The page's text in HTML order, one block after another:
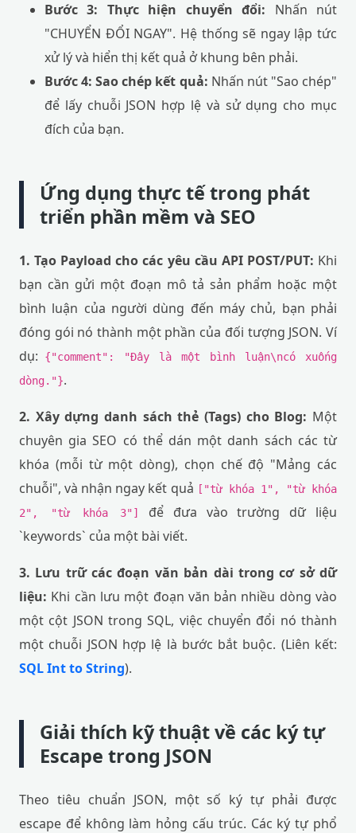
Bước 3: Thực hiện chuyển đổi: Nhấn nút
"CHUYỂN ĐỔI NGAY". Hệ thống sẽ ngay lập tức
xử lý và hiển thị kết quả ở khung bên phải.
Bước 4: Sao chép kết quả: Nhấn nút "Sao chép"
để lấy chuỗi JSON hợp lệ và sử dụng cho mục
đích của bạn.
Ứng dụng thực tế trong phát
triển phần mềm và SEO
1. Tạo Payload cho các yêu cầu API POST/PUT: Khi
bạn cần gửi một đoạn mô tả sản phẩm hoặc một
bình luận của người dùng đến máy chủ, bạn phải
đóng gói nó thành một phần của đối tượng JSON. Ví
dụ:
{"comment": "Đây là một bình luận\ncó xuống
dòng."}.
2. Xây dựng danh sách thẻ (Tags) cho Blog: Một
chuyên gia SEO có thể dán một danh sách các từ
khóa (mỗi từ một dòng), chọn chế độ "Mảng các
chuỗi", và nhận ngay kết quả ["từ khóa 1", "từ khóa
2", "từ khóa 3"]
để đưa vào trường dữ liệu
`keywords` của một bài viết.
3. Lưu trữ các đoạn văn bản dài trong cơ sở dữ
liệu: Khi cần lưu một đoạn văn bản nhiều dòng vào
một cột JSON trong SQL, việc chuyển đổi nó thành
một chuỗi JSON hợp lệ là bước bắt buộc. (Liên kết:
SQL Int to String).
Giải thích kỹ thuật về các ký tự
Escape trong JSON
Theo tiêu chuẩn JSON, một số ký tự phải được
escape để không làm hỏng cấu trúc. Các ký tự phổ